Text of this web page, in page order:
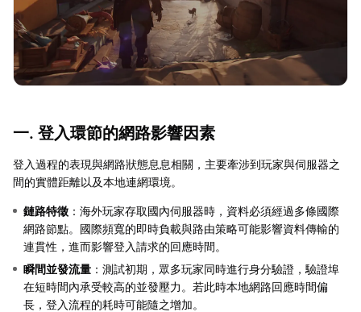
一. 登入環節的網路影響因素
登入過程的表現與網路狀態息息相關，主要牽涉到玩家與伺服器之
間的實體距離以及本地連網環境。
鏈路特徵 ：海外玩家存取國內伺服器時，資料必須經過多條國際
網路節點。國際頻寬的即時負載與路由策略可能影響資料傳輸的
連貫性，進而影響登入請求的回應時間。
瞬間並發流量 ：測試初期，眾多玩家同時進行身分驗證，驗證埠
在短時間內承受較高的並發壓力。若此時本地網路回應時間偏
長，登入流程的耗時可能隨之增加。